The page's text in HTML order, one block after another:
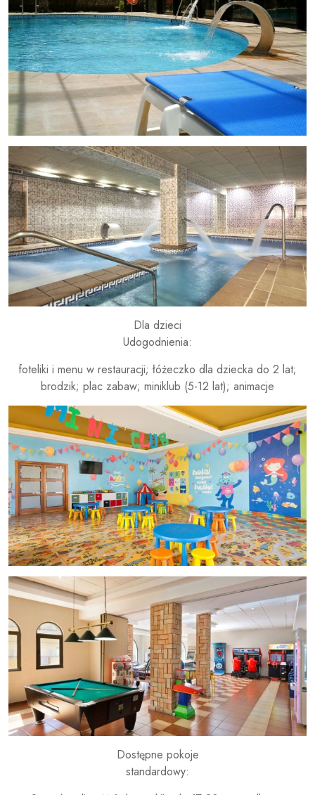
Dla dzieci
Udogodnienia:
foteliki i menu w restauracji; łóżeczko dla dziecka do 2 lat;
brodzik; plac zabaw; miniklub (5-12 lat); animacje
Dostępne pokoje
standardowy: